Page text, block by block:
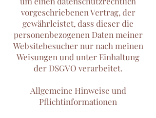
vorgeschriebenen Vertrag, der
gewährleistet, dass dieser die
personenbezogenen Daten meiner
Websitebesucher nur nach meinen
Weisungen und unter Einhaltung
der DSGVO verarbeitet.
Allgemeine Hinweise und
Pflichtinformationen